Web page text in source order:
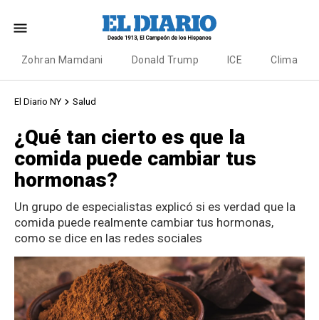
Zohran Mamdani Donald Trump ICE Clima
El Diario NY Salud
¿Qué tan cierto es que la
comida puede cambiar tus
hormonas?
Un grupo de especialistas explicó si es verdad que la
comida puede realmente cambiar tus hormonas,
como se dice en las redes sociales